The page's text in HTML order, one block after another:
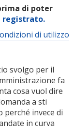
di poter
registrato.
di utilizzo
svolgo per il
fa
cosa vuol dire
a sti
perché invece di
in curva